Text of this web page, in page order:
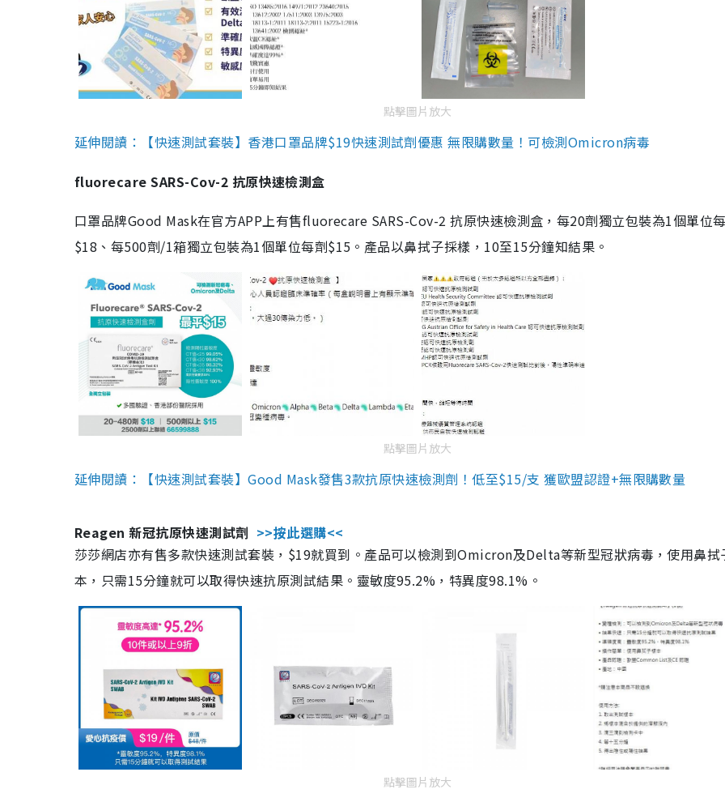
點擊圖片放大
延伸閱讀：【快速測試套裝】香港口罩品牌$19快速測試劑優惠 無限購數量！可檢測Omicron病毒
fluorecare SARS-Cov-2 抗原快速檢測盒
口罩品牌Good Mask在官方APP上有售fluorecare SARS-Cov-2 抗原快速檢測盒，每20劑獨立包裝為1個單位
$18、每500劑/1箱獨立包裝為1個單位每劑$15。產品以鼻拭子採樣，10至15分鐘知結果。
點擊圖片放大
延伸閱讀：【快速測試套裝】Good Mask發售3款抗原快速檢測劑！低至$15/支 獲歐盟認證+無限購數量
Reagen 新冠抗原快速測試劑 >>按此選購<<
莎莎網店亦有售多款快速測試套裝，$19就買到。產品可以檢測到Omicron及Delta等新型冠狀病毒，使用鼻拭
本，只需15分鐘就可以取得快速抗原測試結果。靈敏度95.2%，特異度98.1%。
點擊圖片放大